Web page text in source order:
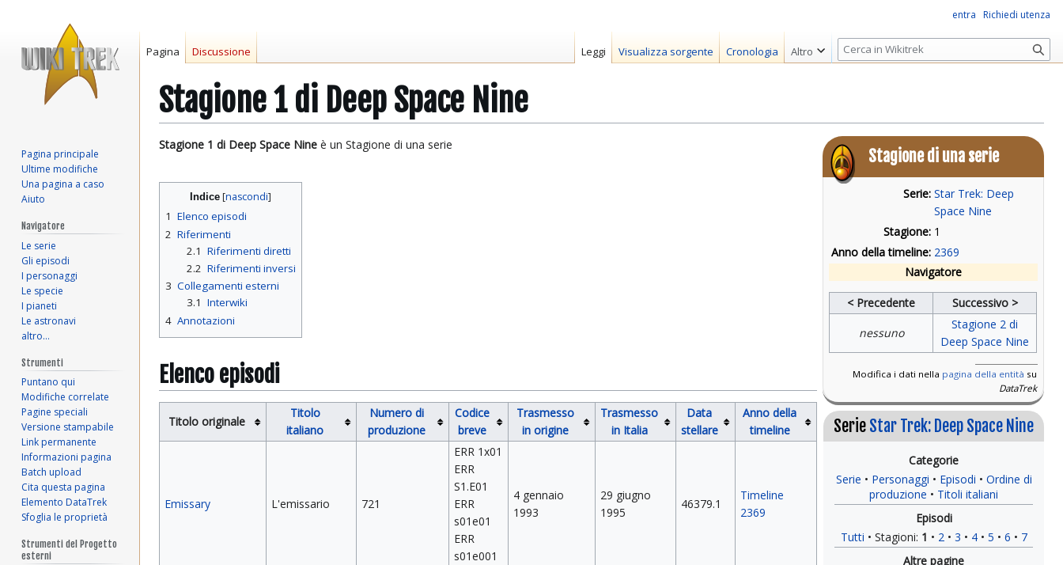
Stagione 1 di Deep Space Nine
Vai
navigazione
Vai
ricerca
Stagione di una serie
Serie: Star Trek: Deep
Space Nine
Stagione: 1
Anno della timeline: 2369
Navigatore
< Precedente
Successivo >
nessuno
Stagione 2 di
Deep Space Nine
Modifica i dati nella pagina della entità su
DataTrek
Stagione 1 di Deep Space Nine è un Stagione di una serie
Serie Star Trek: Deep Space Nine
Serie Personaggi Episodi
Ordine di
produzione
Titoli italiani
Tutti Stagioni: 1 2 3 4 5 6 7
Indice
1 Elenco episodi
2 Riferimenti
2.1 Riferimenti diretti
2.2 Riferimenti inversi
3 Collegamenti esterni
3.1 Interwiki
4 Annotazioni
Elenco episodi
Titolo originale
Titolo
italiano
Numero di
produzione
Codice
breve
Trasmesso
in origine
Trasmesso
in Italia
Data
stellare
Anno della
timeline
Emissary L'emissario 721
ERR 1x01
ERR
S1.E01
ERR
s01e01
ERR
s01e001
4 gennaio
1993
29 giugno
1995
46379.1
Timeline
2369
entra Richiedi utenza
Pagina Discussione Leggi Visualizza sorgente Cronologia Altro
R
i
r
c
a
Pagina principale
Ultime modifiche
Una pagina a caso
Aiuto
Navigatore
Le serie
Gli episodi
I personaggi
Le specie
I pianeti
Le astronavi
altro…
Strumenti
Puntano qui
Modifiche correlate
Pagine speciali
Versione stampabile
Link permanente
Informazioni pagina
Batch upload
Cita questa pagina
Elemento DataTrek
Sfoglia le proprietà
Strumenti del Progetto
esterni